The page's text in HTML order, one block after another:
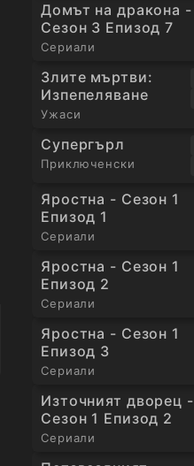
Домът на дракона -
Сезон 3 Епизод 7
Сериали
Злите мъртви:
Изпепеляване
Ужаси
Супергърл
Приключенски
Яростна - Сезон 1
Епизод 1
Сериали
Яростна - Сезон 1
Епизод 2
Сериали
Яростна - Сезон 1
Епизод 3
Сериали
Източният дворец -
Сезон 1 Епизод 2
Сериали